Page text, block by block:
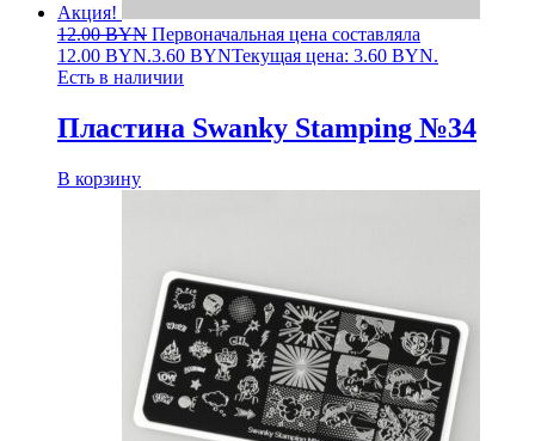
Акция!
12.00BYN Первоначальная цена составляла
12.00 BYN.3.60 BYNТекущая цена: 3.60 BYN.
Есть в наличии
Пластина Swanky Stamping №34
В корзину